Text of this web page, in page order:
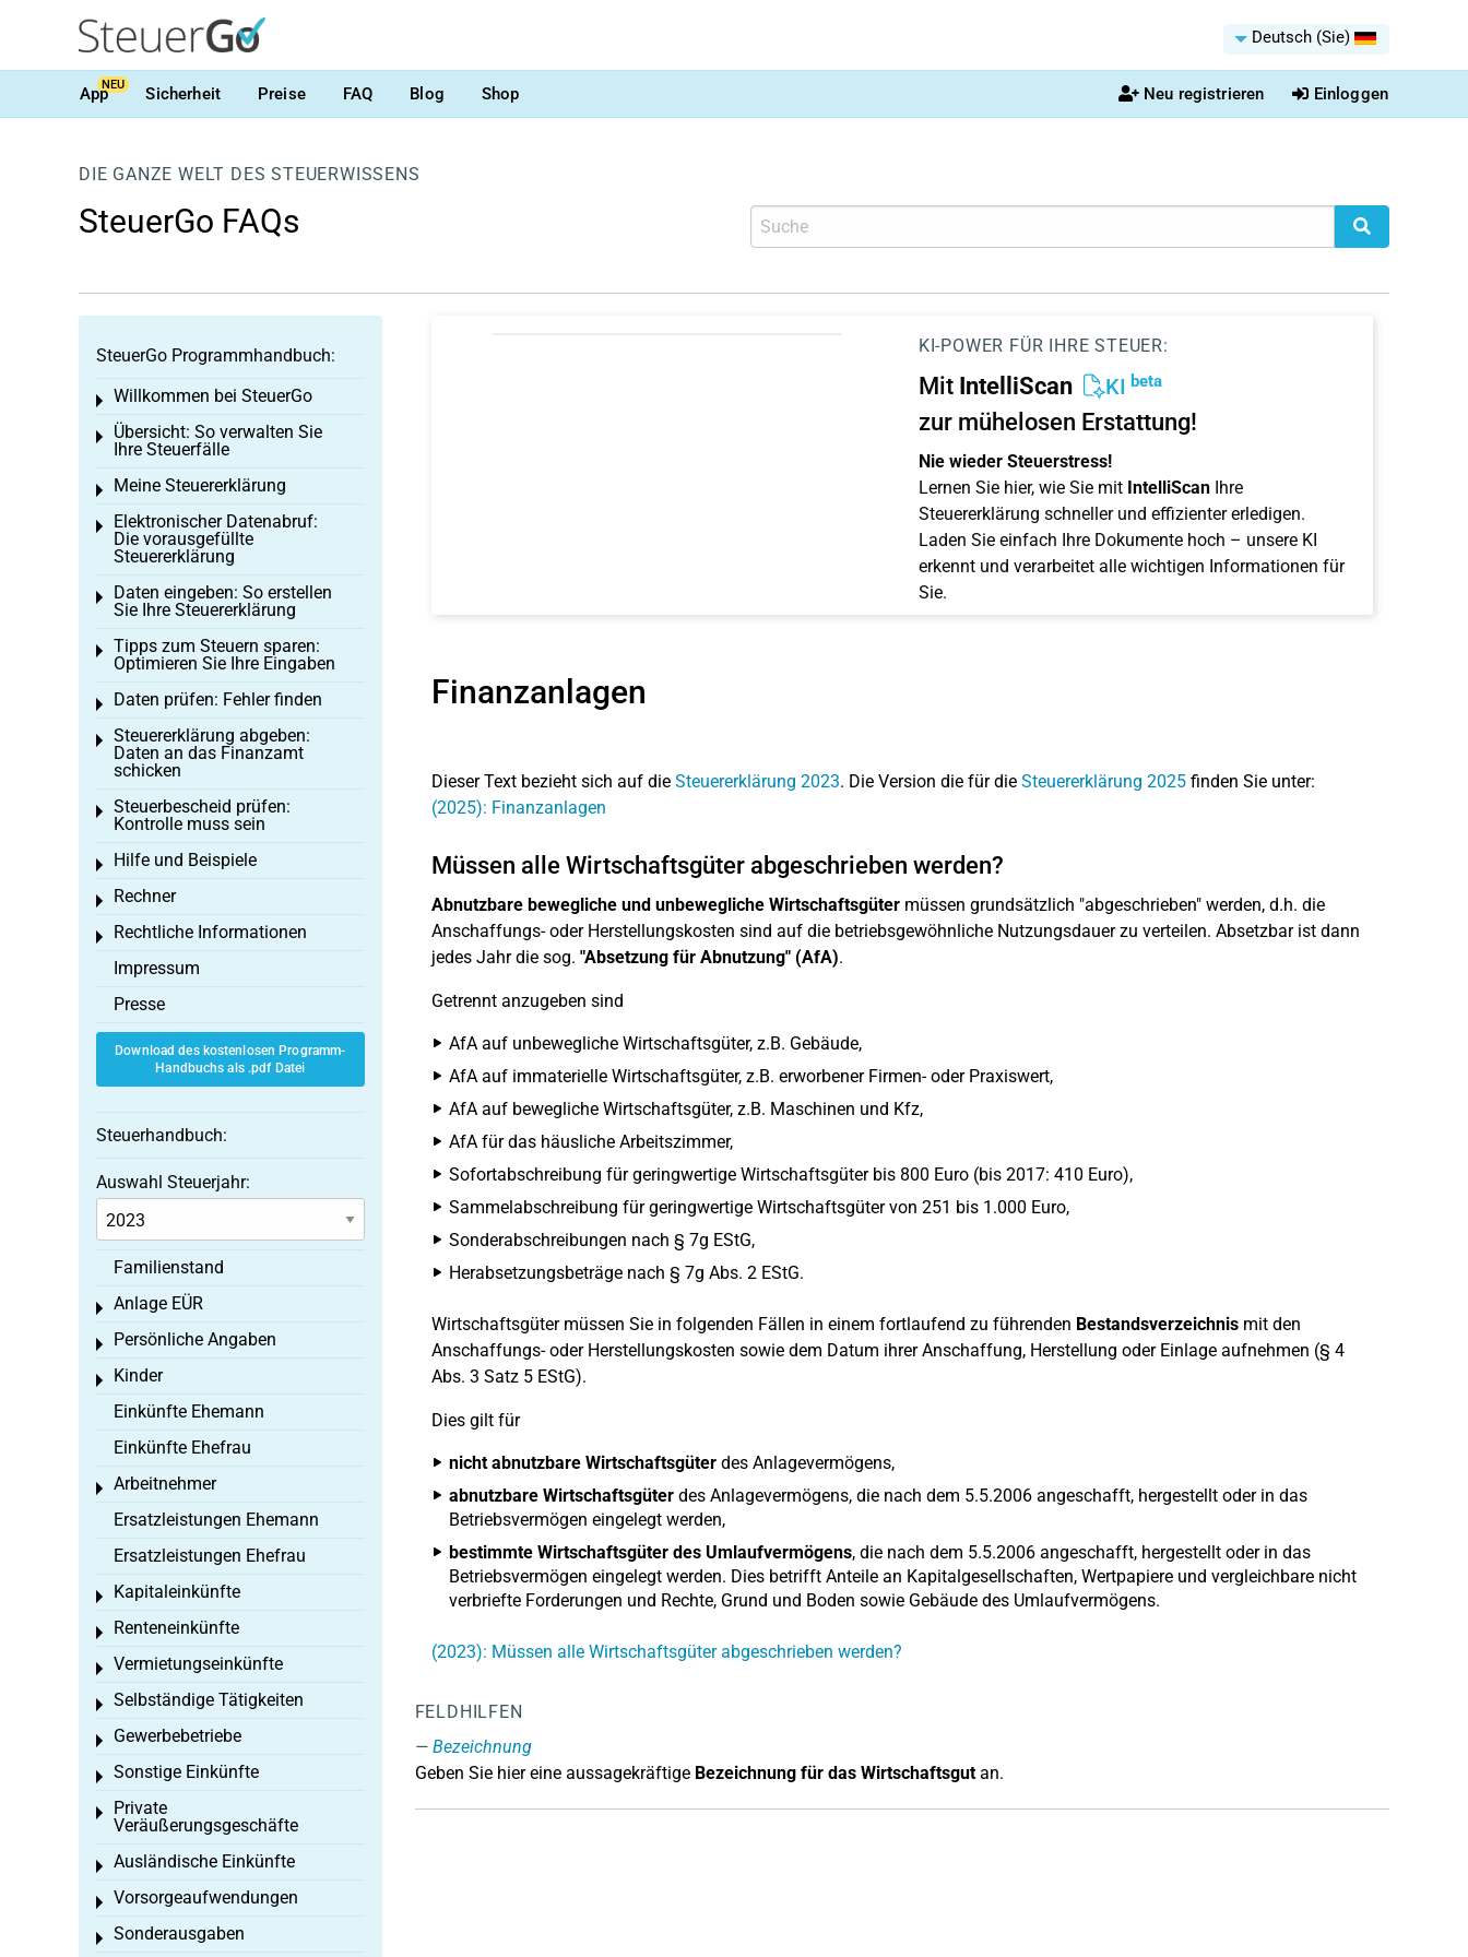
Deutsch (Sie)
AppNEU Sicherheit Preise FAQ Blog Shop Neu registrieren Einloggen
DIE GANZE WELT DES STEUERWISSENS
SteuerGo FAQs
KI-POWER FÜR IHRE STEUER:
Mit IntelliScan KI beta
zur mühelosen Erstattung!
Nie wieder Steuerstress!
Lernen Sie hier, wie Sie mit IntelliScanIhre
Steuererklärung schneller und effizienter erledigen.
Laden Sie einfach Ihre Dokumente hoch – unsere KI
erkennt und verarbeitet alle wichtigen Informationen für
Sie.
Finanzanlagen
Dieser Text bezieht sich auf die Steuererklärung 2023. Die Version die für die Steuererklärung 2025finden Sie unter:
(2025): Finanzanlagen
Müssen alle Wirtschaftsgüter abgeschrieben werden?
Abnutzbare bewegliche und unbewegliche Wirtschaftsgütermüssen grundsätzlich "abgeschrieben" werden, d.h. die
Anschaffungs- oder Herstellungskosten sind auf die betriebsgewöhnliche Nutzungsdauer zu verteilen. Absetzbar ist dann
jedes Jahr die sog. "Absetzung für Abnutzung" (AfA).
Getrennt anzugeben sind
AfA auf unbewegliche Wirtschaftsgüter, z.B. Gebäude,
AfA auf immaterielle Wirtschaftsgüter, z.B. erworbener Firmen- oder Praxiswert,
AfA auf bewegliche Wirtschaftsgüter, z.B. Maschinen und Kfz,
AfA für das häusliche Arbeitszimmer,
Sofortabschreibung für geringwertige Wirtschaftsgüter bis 800 Euro (bis 2017: 410 Euro),
Sammelabschreibung für geringwertige Wirtschaftsgüter von 251 bis 1.000 Euro,
Sonderabschreibungen nach § 7g EStG,
Herabsetzungsbeträge nach § 7g Abs. 2 EStG.
Wirtschaftsgüter müssen Sie in folgenden Fällen in einem fortlaufend zu führenden Bestandsverzeichnismit den
Anschaffungs- oder Herstellungskosten sowie dem Datum ihrer Anschaffung, Herstellung oder Einlage aufnehmen (§ 4
Abs. 3 Satz 5 EStG).
Dies gilt für
nicht abnutzbare Wirtschaftsgüterdes Anlagevermögens,
abnutzbare Wirtschaftsgüterdes Anlagevermögens, die nach dem 5.5.2006 angeschafft, hergestellt oder in das
Betriebsvermögen eingelegt werden,
bestimmte Wirtschaftsgüter des Umlaufvermögens, die nach dem 5.5.2006 angeschafft, hergestellt oder in das
Betriebsvermögen eingelegt werden. Dies betrifft Anteile an Kapitalgesellschaften, Wertpapiere und vergleichbare nicht
verbriefte Forderungen und Rechte, Grund und Boden sowie Gebäude des Umlaufvermögens.
(2023): Müssen alle Wirtschaftsgüter abgeschrieben werden?
FELDHILFEN
Bezeichnung
Geben Sie hier eine aussagekräftige Bezeichnung für das Wirtschaftsgutan.
SteuerGo Programmhandbuch:
Willkommen bei SteuerGo
Toggle menu
Übersicht: So verwalten Sie
Ihre Steuerfälle
Toggle menu
Meine Steuererklärung
Toggle menu
Elektronischer Datenabruf:
Die vorausgefüllte
Steuererklärung
Toggle menu
Daten eingeben: So erstellen
Sie Ihre Steuererklärung
Toggle menu
Tipps zum Steuern sparen:
Optimieren Sie Ihre Eingaben
Toggle menu
Daten prüfen: Fehler finden
Toggle menu
Steuererklärung abgeben:
Daten an das Finanzamt
schicken
Toggle menu
Steuerbescheid prüfen:
Kontrolle muss sein
Toggle menu
Hilfe und Beispiele
Toggle menu
Rechner
Toggle menu
Rechtliche Informationen
Toggle menu
Impressum
Presse
Download des kostenlosen Programm-
Handbuchs als .pdf Datei
Steuerhandbuch:
Auswahl Steuerjahr:
Familienstand
Anlage EÜR
Toggle menu
Persönliche Angaben
Toggle menu
Kinder
Toggle menu
Einkünfte Ehemann
Einkünfte Ehefrau
Arbeitnehmer
Toggle menu
Ersatzleistungen Ehemann
Ersatzleistungen Ehefrau
Kapitaleinkünfte
Toggle menu
Renteneinkünfte
Toggle menu
Vermietungseinkünfte
Toggle menu
Selbständige Tätigkeiten
Toggle menu
Gewerbebetriebe
Toggle menu
Sonstige Einkünfte
Toggle menu
Private
Veräußerungsgeschäfte
Toggle menu
Ausländische Einkünfte
Toggle menu
Vorsorgeaufwendungen
Toggle menu
Sonderausgaben
Toggle menu